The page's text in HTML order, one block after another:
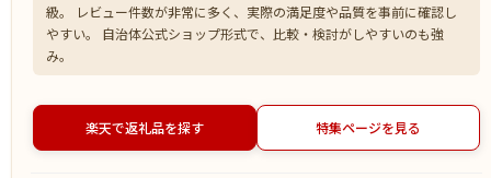
級。 レビュー件数が非常に多く、実際の満足度や品質を事前に確認し
やすい。 自治体公式ショップ形式で、比較・検討がしやすいのも強
み。
楽天で返礼品を探す 特集ページを見る